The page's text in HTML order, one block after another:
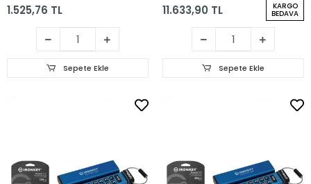
1.525,76 TL
Sepete Ekle
Takımlı Şifreli FIPS 140-
11.633,90 TL KARGO
BEDAVA
Sepete Ekle